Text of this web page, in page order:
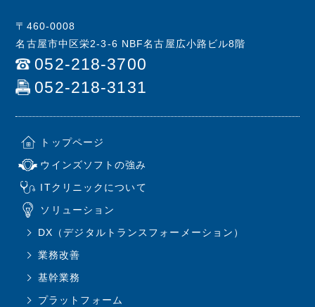
〒460-0008
名古屋市中区栄2-3-6 NBF名古屋広小路ビル8階
052-218-3700
052-218-3131
トップページ
ウインズソフトの強み
ITクリニックについて
ソリューション
DX（デジタルトランスフォーメーション）
業務改善
基幹業務
プラットフォーム